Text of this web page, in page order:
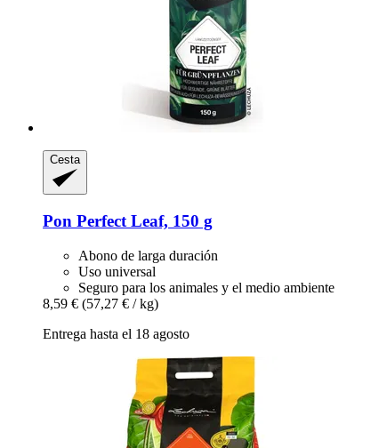
Cesta
Pon Perfect Leaf, 150 g
Abono de larga duración
Uso universal
Seguro para los animales y el medio ambiente
8,59 € (57,27 € / kg)
Entrega hasta el 18 agosto